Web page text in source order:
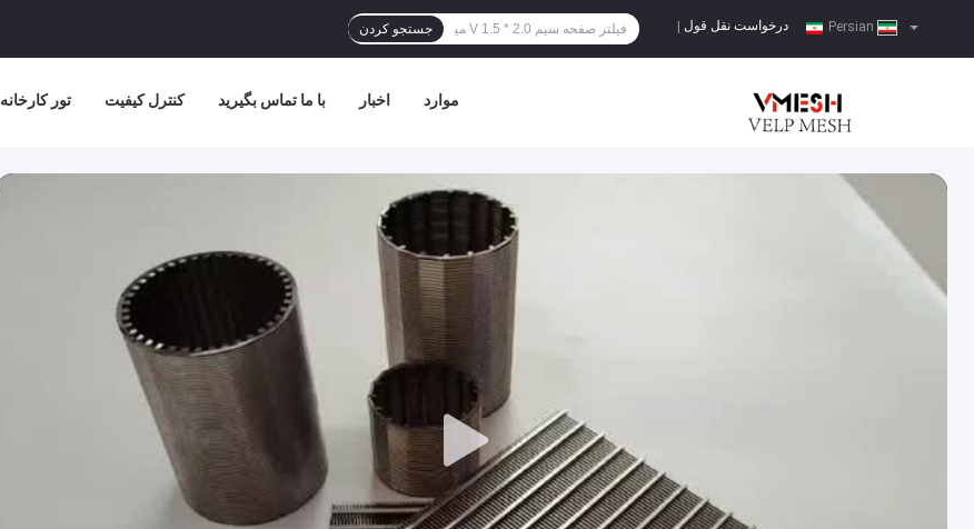
درخواست نقل قول جستجو کردن
تور کارخانه کنترل کیفیت با ما تماس بگیرید اخبار موارد